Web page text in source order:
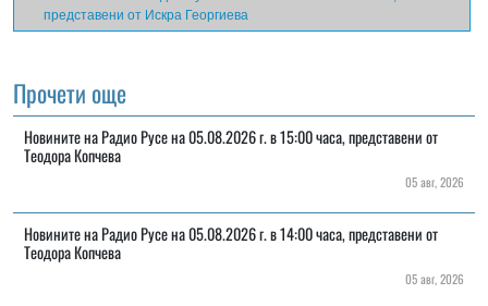
представени от Искра Георгиева
Прочети още
Новините на Радио Русе на 05.08.2026 г. в 15:00 часа, представени от
Теодора Копчева
05 авг, 2026
Новините на Радио Русе на 05.08.2026 г. в 14:00 часа, представени от
Теодора Копчева
05 авг, 2026